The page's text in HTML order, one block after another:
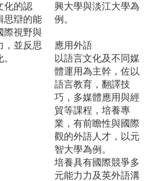
化的認
思辯的能
際視野與
，並反思
興大學與淡江大學為
例。
應用外語
以語言文化及不同媒
體運用為主幹，佐以
語言教育，翻譯技
巧，多媒體應用與經
貿等課程，培養專
業，有前瞻性與國際
觀的外語人才，以元
智大學為例。
培養具有國際競爭多
元能力力及英外語溝